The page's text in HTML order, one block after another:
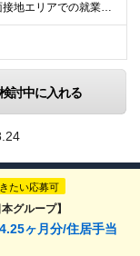
★リモート実績あり★ ★面接地エリアでの就業率92％以上！ 『地元で働きたい』という希望に、業界トップクラス約7,000件の取引事業所数、90,000件以上のプロジェクトから検討をいたします。 全
検討中に入れる
たい応募可
グループ】
ヶ月分/住居手当